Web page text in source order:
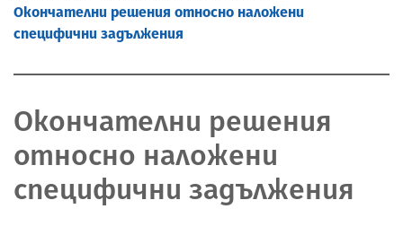
Окончателни решения относно наложени
специфични задължения
Окончателни решения
относно наложени
специфични задължения